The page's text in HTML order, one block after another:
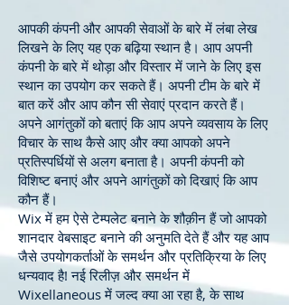
आपकी कंपनी और आपकी सेवाओं के बारे में लंबा लेख
लिखने के लिए यह एक बढ़िया स्थान है। आप अपनी
कंपनी के बारे में थोड़ा और विस्तार में जाने के लिए इस
स्थान का उपयोग कर सकते हैं। अपनी टीम के बारे में
बात करें और आप कौन सी सेवाएं प्रदान करते हैं।
अपने आगंतुकों को बताएं कि आप अपने व्यवसाय के लिए
विचार के साथ कैसे आए और क्या आपको अपने
प्रतिस्पर्धियों से अलग बनाता है। अपनी कंपनी को
विशिष्ट बनाएं और अपने आगंतुकों को दिखाएं कि आप
कौन हैं।
Wix में हम ऐसे टेम्पलेट बनाने के शौक़ीन हैं जो आपको
शानदार वेबसाइट बनाने की अनुमति देते हैं और यह आप
जैसे उपयोगकर्ताओं के समर्थन और प्रतिक्रिया के लिए
धन्यवाद है! नई रिलीज़ और समर्थन में
Wixellaneous में जल्द क्या आ रहा है, के साथ